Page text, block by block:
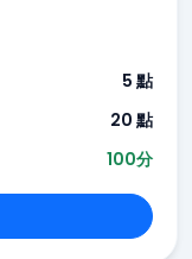
5 點
20 點
100分